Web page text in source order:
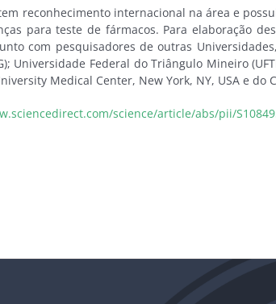
reconhecimento internacional na área e
para teste de fármacos. Para elaboração
com pesquisadores de outras
Universidade Federal do Triângulo Mineiro
Medical Center, New York, NY, USA e do
science/article/abs/pii/